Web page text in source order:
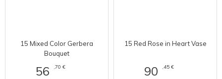
15 Mixed Color Gerbera
Bouquet
56 ,70 €
15 Red Rose in Heart Vase
90 ,45 €